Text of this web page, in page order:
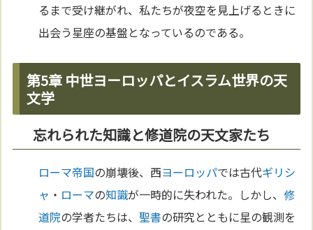
るまで受け継がれ、私たちが夜空を見上げるときに
出会う星座の基盤となっているのである。
第5章 中世ヨーロッパとイスラム世界の天
文学
忘れられた知識と修道院の天文家たち
ローマ帝国の崩壊後、西ヨーロッパでは古代ギリシ
ャ ・ ローマの知識が一時的に失われた。しかし、修
道院の学者たちは、聖書の研究とともに星の観測を